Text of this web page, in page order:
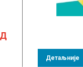
Детаљније